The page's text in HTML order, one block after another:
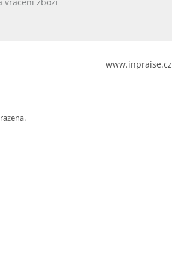
www.inpraise.cz